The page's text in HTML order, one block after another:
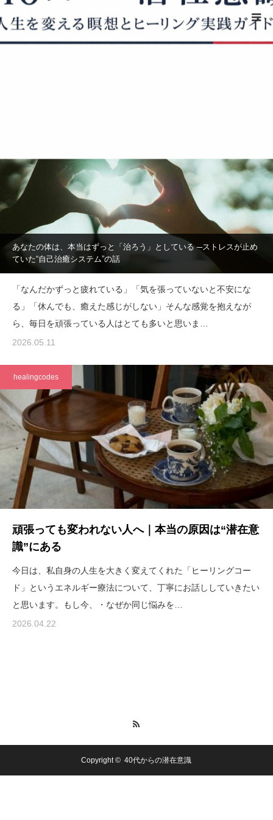
あなたの体は、本当はずっと「治ろう」としている ─ストレスが止め
ていた“自己治癒システム”の話
「なんだかずっと疲れている」「気を張っていないと不安にな
る」「休んでも、癒えた感じがしない」そんな感覚を抱えなが
ら、毎日を頑張っている人はとても多いと思いま…
2026.05.11
healingcodes
頑張っても変われない人へ｜本当の原因は“潜在意
識”にある
今日は、私自身の人生を大きく変えてくれた「ヒーリングコー
ド」というエネルギー療法について、丁寧にお話ししていきたい
と思います。もし今、・なぜか同じ悩みを…
2026.04.22
Copyright ©40代からの潜在意識